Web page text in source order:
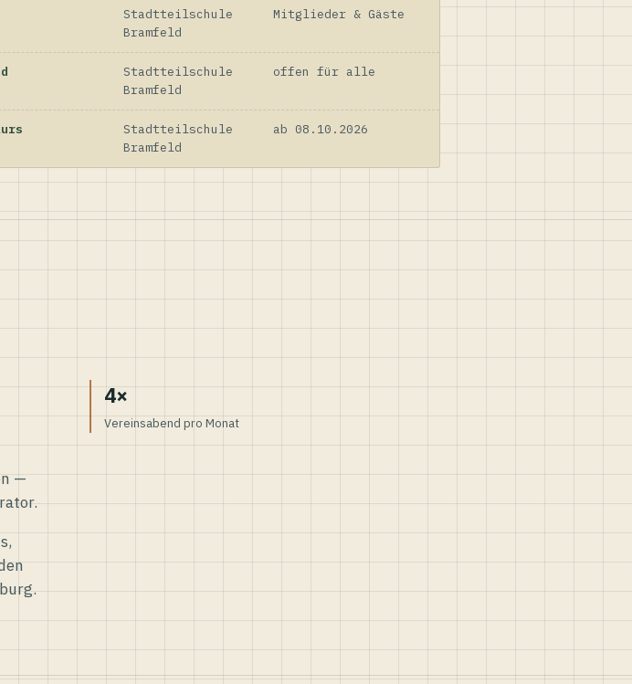
Stadtteilschule
Bramfeld
Mitglieder & Gäste
Stadtteilschule
Bramfeld
offen für alle
Stadtteilschule
Bramfeld
ab 08.10.2026
—
4×
Vereinsabend pro Monat